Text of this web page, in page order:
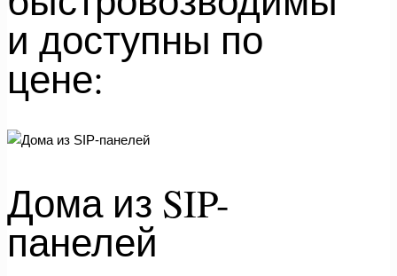
и доступны по
цене:
Дома из SIP-
панелей